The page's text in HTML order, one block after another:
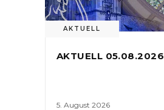
AKTUELL
AKTUELL 05.08.2026
5. August 2026